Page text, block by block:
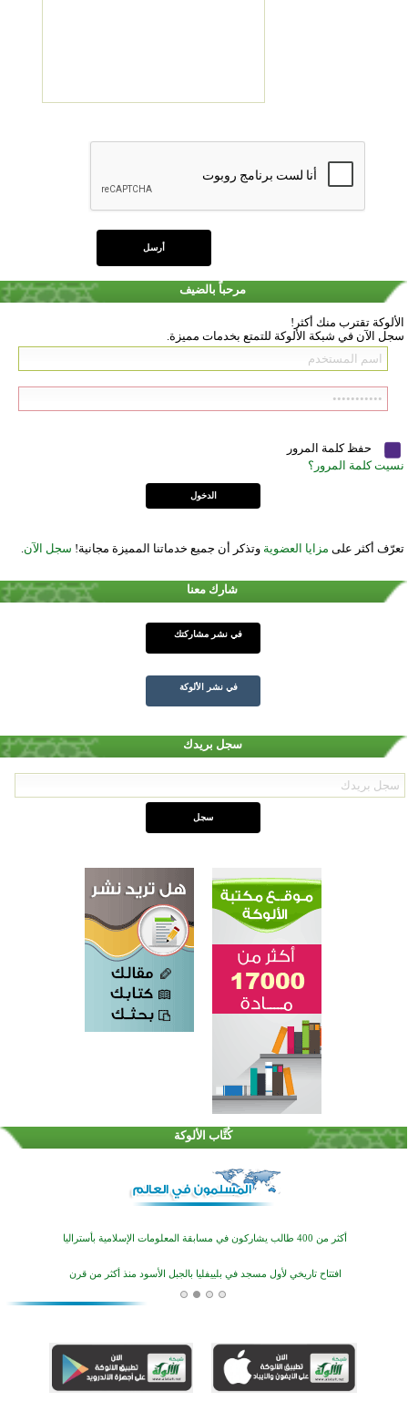
مرحباً بالضيف
الألوكة تقترب منك أكثر!
سجل الآن في شبكة الألوكة للتمتع بخدمات مميزة.
حفظ كلمة المرور
نسيت كلمة المرور؟
تعرّف أكثر على مزايا العضوية وتذكر أن جميع خدماتنا المميزة مجانية! سجل الآن
شارك معنا
في نشر مشاركتك
في نشر الألوكة
سجل بريدك
كُتَّاب الألوكة
القرآن والتربية في صدارة البرامج الصيفية للمسلمين في بينزا وساراتوف وموردوفيا هذا العام
اختتام الدورة التاسعة لمسابقة حفظ وتلاوة القرآن الكريم في أزناكاييف
أكثر من 100 شخص يتعرفون على الإسلام خلال يوم المسجد المفتوح في ميلفيل
اختتام منافسات قرآنية متميزة في بنغلاديش بمشاركة 3000 متسابق
منطقة ريبوفسي تحتفل بميلاد مسجد جديد في أجواء إيمانية مميزة
القرآن والتربية في صدارة البرامج الصيفية للمسلمين في بينزا وساراتوف وموردوفيا هذا العام